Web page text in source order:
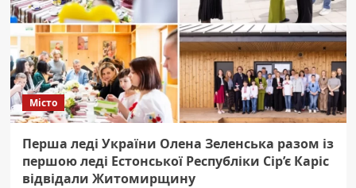
Місто
Перша леді України Олена Зеленська разом із
першою леді Естонської Республіки Сір’є Каріс
відвідали Житомирщину